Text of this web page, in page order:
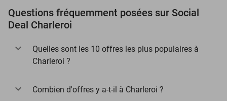
Questions fréquemment posées sur Social
Deal Charleroi
Quelles sont les 10 offres les plus populaires à
Charleroi ?
Combien d'offres y a-t-il à Charleroi ?